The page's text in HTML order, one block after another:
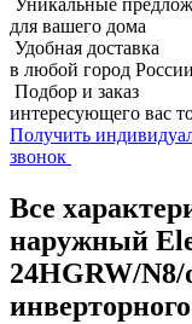
для вашего дома
Удобная доставка
в любой город России
Подбор и заказ
интересующего вас
Получить
звонок
Все
наружный
24HGRW/